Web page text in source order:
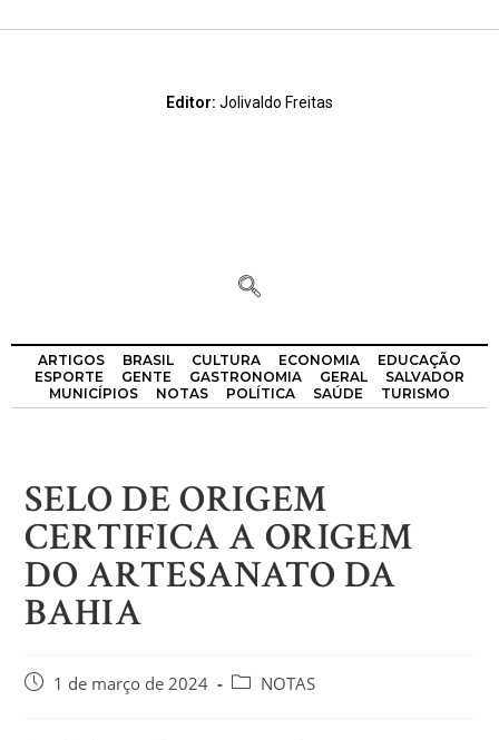
Editor: Jolivaldo Freitas
ARTIGOS BRASIL CULTURA ECONOMIA
EDUCAÇÃO
ESPORTE
GENTE GASTRONOMIA GERAL
SALVADOR
MUNICÍPIOS
NOTAS POLÍTICA SAÚDE TURISMO
SELO DE ORIGEM
CERTIFICA A ORIGEM
DO ARTESANATO DA
BAHIA
1 de março de 2024 NOTAS